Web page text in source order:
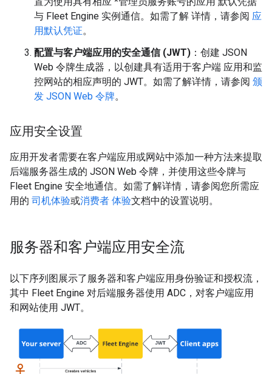
与 Fleet Engine 实例通信。如需了解 详情，请参阅 应
用默认凭证。
配置与客户端应用的安全通信 (JWT) ：创建 JSON
Web 令牌生成器，以创建具有适用于客户端 应用和监
控网站的相应声明的 JWT。如需了解详情，请参阅 颁
发 JSON Web 令牌。
应用安全设置
应用开发者需要在客户端应用或网站中添加一种方法来提取
后端服务器生成的 JSON Web 令牌，并使用这些令牌与
Fleet Engine 安全地通信。如需了解详情，请参阅您所需应
用的 司机体验或消费者 体验文档中的设置说明。
服务器和客户端应用安全流
以下序列图展示了服务器和客户端应用身份验证和授权流，
其中 Fleet Engine 对后端服务器使用 ADC，对客户端应用
和网站使用 JWT。